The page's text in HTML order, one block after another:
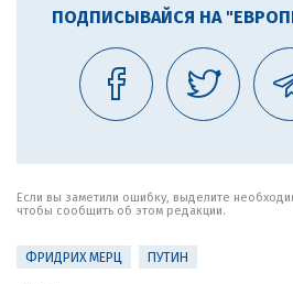
ПОДПИСЫВАЙСЯ НА
Если вы заметили ошибку, выделите
чтобы сообщить об этом редакции.
ФРИДРИХ МЕРЦ ПУТИН